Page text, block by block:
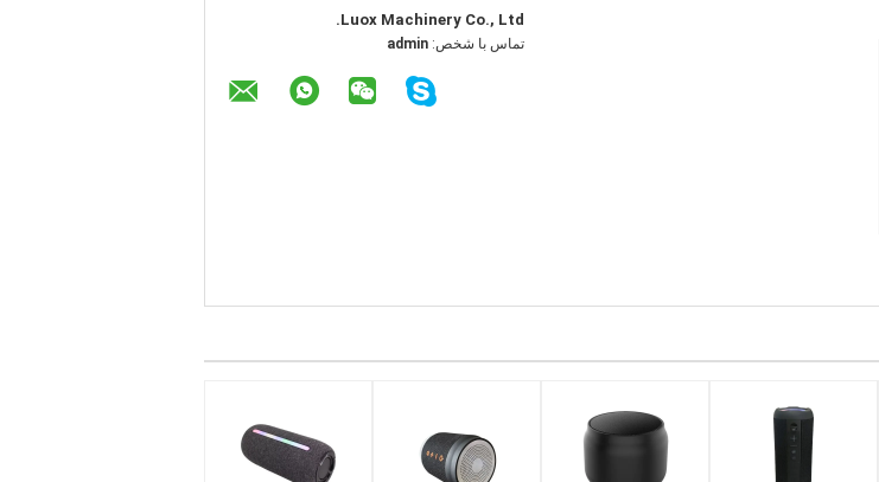
Luox Machinery Co., Ltd.
تماس با شخص: admin